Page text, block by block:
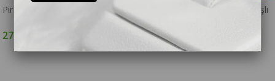
Pırlantalı Oval Sitrin Taşlı Yüzük
27.878₺
Pırlanta Damla Sitrin Baget Taşlı
Yüzük
25.886₺